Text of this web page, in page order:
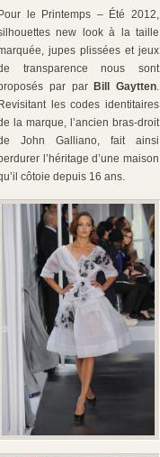
Pour le Printemps – Été 2012,
new look à la taille
jupes plissées et jeux
transparence nous sont
par par Bill Gaytten.
Revisitant les codes identitaires
la marque, l’ancien bras-droit
John Galliano, fait ainsi
l’héritage d’une maison
côtoie depuis 16 ans.